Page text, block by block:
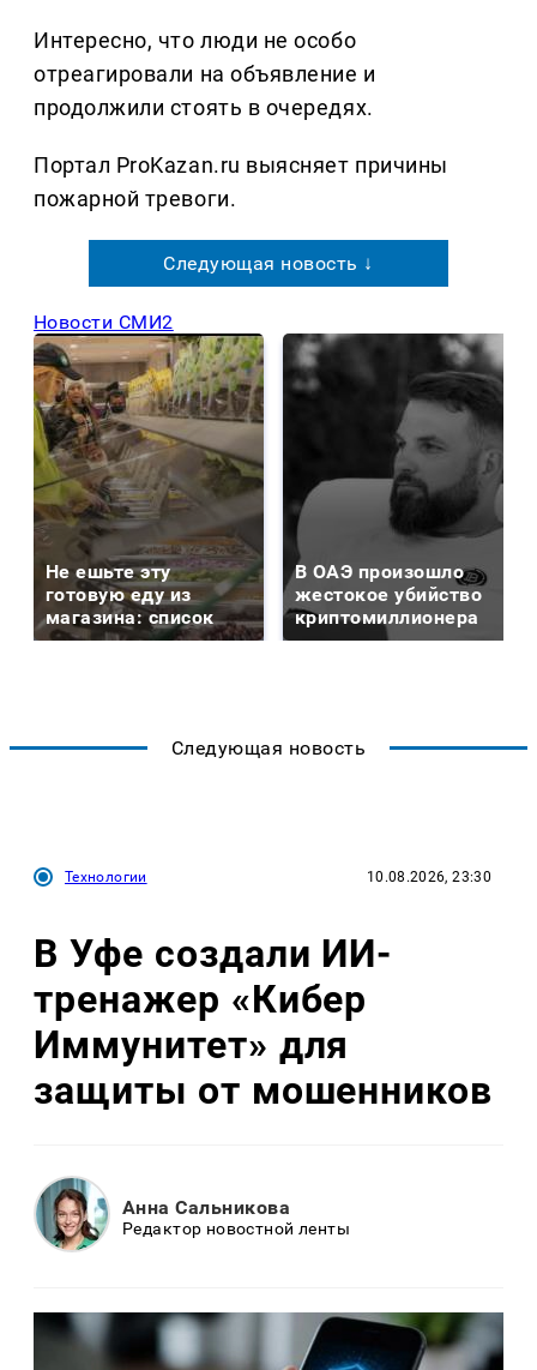
Интересно, что люди не особо
отреагировали на объявление и
продолжили стоять в очередях.
Портал ProKazan.ru выясняет причины
пожарной тревоги.
Следующая новость ↓
Новости СМИ2
Не ешьте эту
готовую еду из
магазина: список
В ОАЭ произошло
жестокое убийство
криптомиллионера
Следующая новость
Технологии 10.08.2026, 23:30
В Уфе создали ИИ-
тренажер «Кибер
Иммунитет» для
защиты от мошенников
Анна Сальникова
Редактор новостной ленты